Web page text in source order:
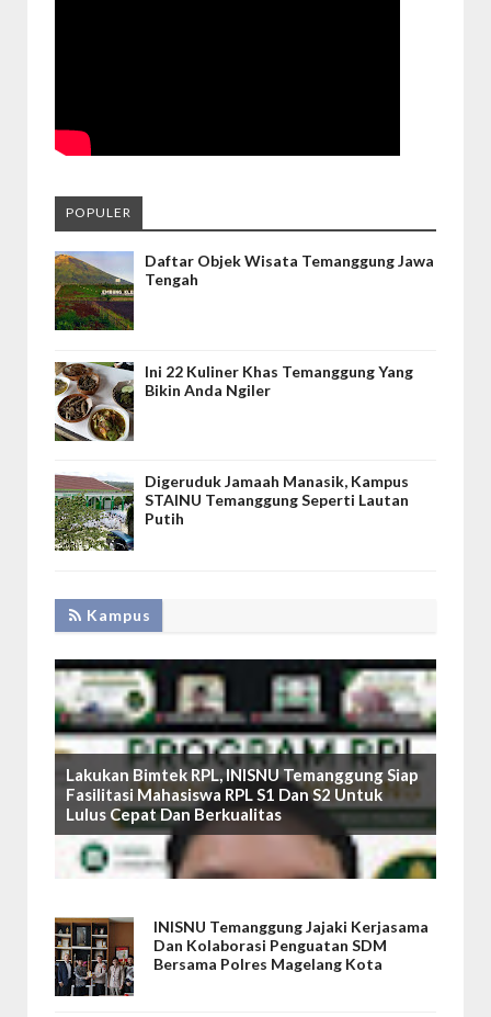
POPULER
Daftar Objek Wisata Temanggung Jawa
Tengah
Ini 22 Kuliner Khas Temanggung Yang
Bikin Anda Ngiler
Digeruduk Jamaah Manasik, Kampus
STAINU Temanggung Seperti Lautan
Putih
Kampus
Lakukan Bimtek RPL, INISNU Temanggung Siap
Fasilitasi Mahasiswa RPL S1 Dan S2 Untuk
Lulus Cepat Dan Berkualitas
INISNU Temanggung Jajaki Kerjasama
Dan Kolaborasi Penguatan SDM
Bersama Polres Magelang Kota